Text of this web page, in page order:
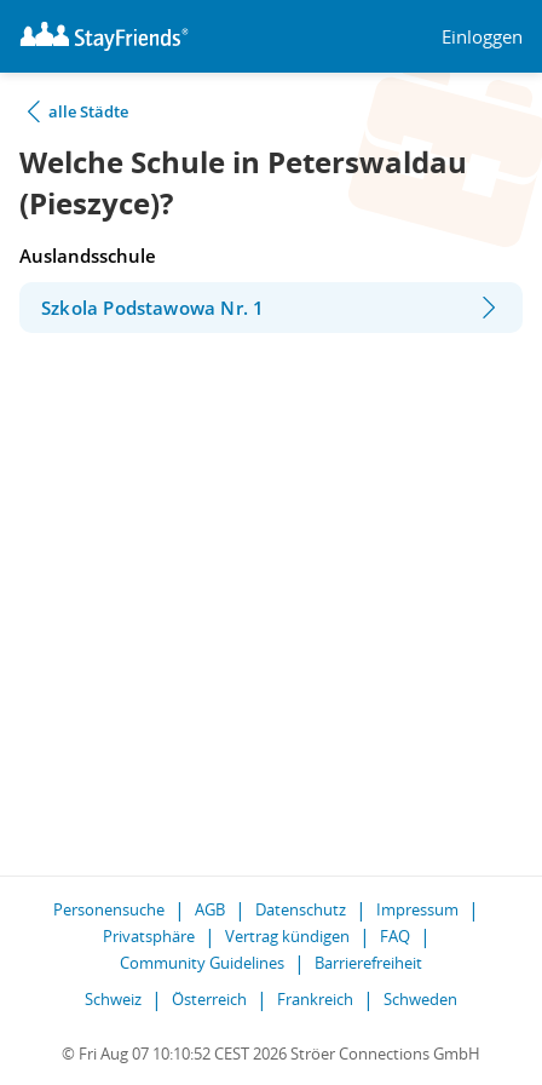
Einloggen
alle Städte
Welche Schule in Peterswaldau
(Pieszyce)?
Auslandsschule
Szkola Podstawowa Nr. 1
Personensuche AGB Datenschutz
Impressum
Privatsphäre
Vertrag kündigen
FAQ
Community Guidelines
Barrierefreiheit
Schweiz
Österreich Frankreich Schweden
© Fri Aug 07 10:10:52 CEST 2026 Ströer Connections GmbH